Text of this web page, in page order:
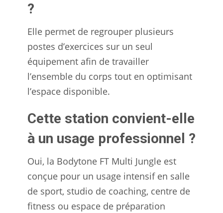
?
Elle permet de regrouper plusieurs
postes d’exercices sur un seul
équipement afin de travailler
l’ensemble du corps tout en optimisant
l’espace disponible.
Cette station convient-elle
à un usage professionnel ?
Oui, la Bodytone FT Multi Jungle est
conçue pour un usage intensif en salle
de sport, studio de coaching, centre de
fitness ou espace de préparation